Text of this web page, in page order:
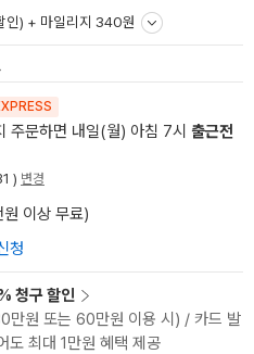
인) + 마일리지 340원
주문하면 내일(월) 아침 7시 출근전
) 변경
이상 무료)
청
청구 할인
만원 또는 60만원 이용 시) / 카드 발
도 최대 1만원 혜택 제공